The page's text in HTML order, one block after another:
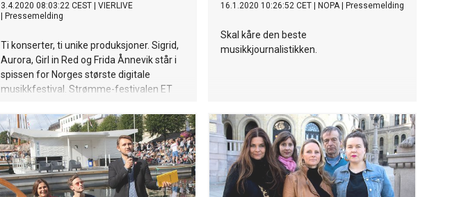
3.4.2020 08:03:22 CEST
VIERLIVE
Pressemelding
Ti konserter, ti unike produksjoner. Sigrid,
Aurora, Girl in Red og Frida Ånnevik står i
spissen for Norges største digitale
musikkfestival. Strømme-festivalen ET
matcher de store fysiske festivalene i
Norge, og skriver dermed et nytt kapittel i
musikkhistorien.
16.1.2020 10:26:52 CET NOPA| Pressemelding
Skal kåre den beste
musikkjournalistikken.